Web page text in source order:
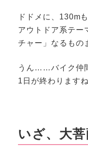
ドドメに、130m
アウトドア系テー
チャー」なるもの
うん……バイク仲
1日が終わります
いざ、大菩